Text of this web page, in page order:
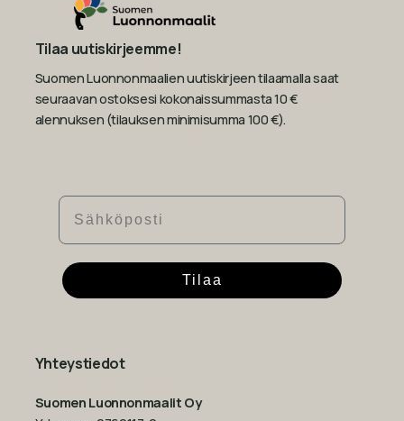
Tilaa uutiskirjeemme!
Suomen Luonnonmaalien uutiskirjeen tilaamalla saat
seuraavan ostoksesi kokonaissummasta 10 €
alennuksen (tilauksen minimisumma 100 €).
Sähköposti
Tilaa
Yhteystiedot
Suomen Luonnonmaalit Oy